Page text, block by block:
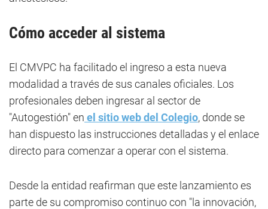
Cómo acceder al sistema
El CMVPC ha facilitado el ingreso a esta nueva
modalidad a través de sus canales oficiales. Los
profesionales deben ingresar al sector de
"Autogestión" en el sitio web del Colegio, donde se
han dispuesto las instrucciones detalladas y el enlace
directo para comenzar a operar con el sistema.
Desde la entidad reafirman que este lanzamiento es
parte de su compromiso continuo con "la innovación,